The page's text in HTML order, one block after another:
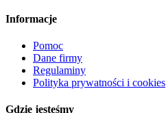
Informacje
Pomoc
Dane firmy
Regulaminy
Polityka prywatności i cookies
Gdzie jesteśmy